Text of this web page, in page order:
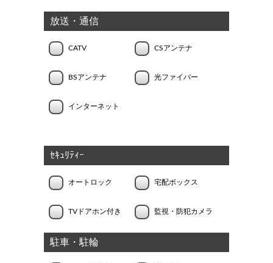
放送・通信
CATV CSアンテナ
BSアンテナ 光ファイバー
インターネット
ｾｷｭﾘﾃｨｰ
オートロック 宅配ボックス
TVドアホン付き 監視・防犯カメラ
駐車・駐輪